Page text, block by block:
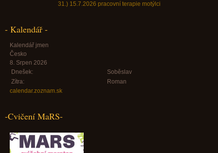
31.) 15.7.2026 pracovní terapie motýlci
- Kalendář -
Kalendář jmen
Česko
8. Srpen 2026
Dnešek:
Soběslav
Zítra:
Roman
calendar.zoznam.sk
-Cvičení MaRS-